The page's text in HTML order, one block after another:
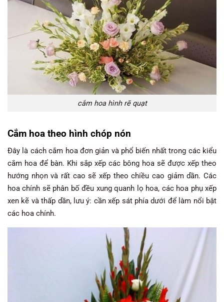
cắm hoa hình rẽ quạt
Cắm hoa theo hình chóp nón
Đây là cách cắm hoa đơn giản và phổ biến nhất trong các kiểu
cắm hoa để bàn. Khi sắp xếp các bông hoa sẽ được xếp theo
hướng nhọn và rất cao sẽ xếp theo chiều cao giảm dần. Các
hoa chính sẽ phân bố đều xung quanh lọ hoa, các hoa phụ xếp
xen kẽ và thấp dần, lưu ý: cần xếp sát phía dưới để làm nổi bật
các hoa chính.